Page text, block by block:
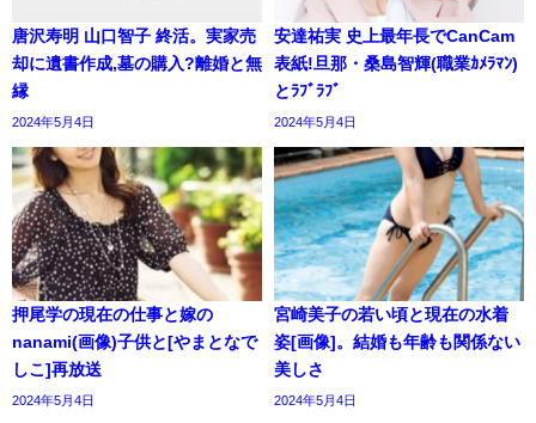
唐沢寿明 山口智子 終活。実家売
却に遺書作成,墓の購入?離婚と無
縁
2024年5月4日
安達祐実 史上最年長でCanCam
表紙!旦那・桑島智輝(職業ｶﾒﾗﾏﾝ)
とﾗﾌﾞﾗﾌﾞ
2024年5月4日
押尾学の現在の仕事と嫁の
nanami(画像)子供と[やまとなで
しこ]再放送
2024年5月4日
宮崎美子の若い頃と現在の水着
姿[画像]。結婚も年齢も関係ない
美しさ
2024年5月4日